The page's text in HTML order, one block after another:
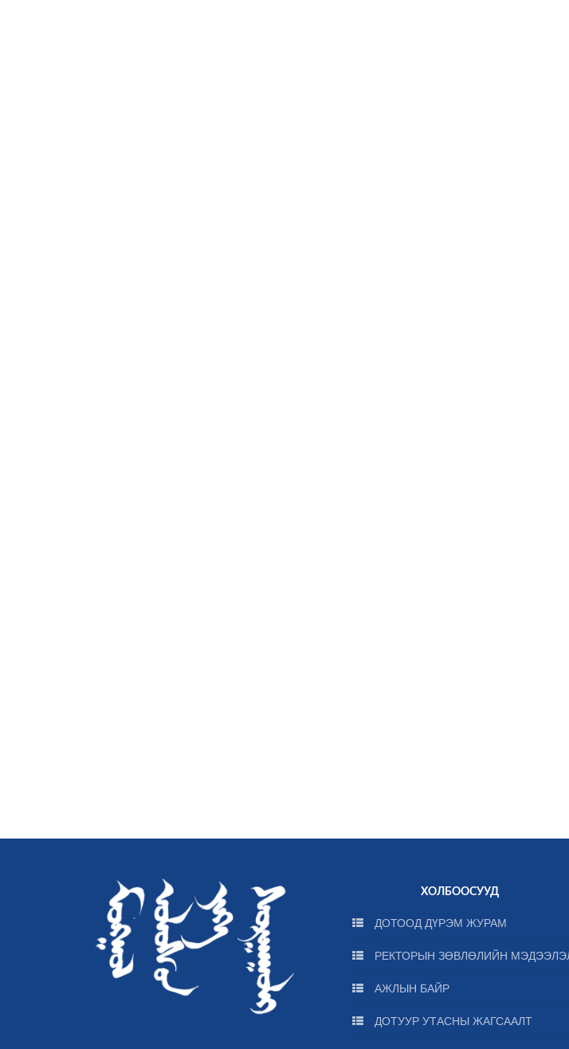
ХОЛБООСУУД
ДОТООД ДҮРЭМ ЖУРАМ
РЕКТОРЫН ЗӨВЛӨЛИЙН
АЖЛЫН БАЙР
ДОТУУР УТАСНЫ ЖАГСААЛТ